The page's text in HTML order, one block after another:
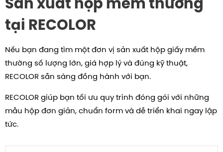
tại RECOLOR
Nếu bạn đang tìm một đơn vị sản xuất hộp giấy mềm
thường số lượng lớn, giá hợp lý và đúng kỹ thuật,
RECOLOR sẵn sàng đồng hành với bạn.
RECOLOR giúp bạn tối ưu quy trình đóng gói với những
mẫu hộp đơn giản, chuẩn form và dễ triển khai ngay lập
tức.